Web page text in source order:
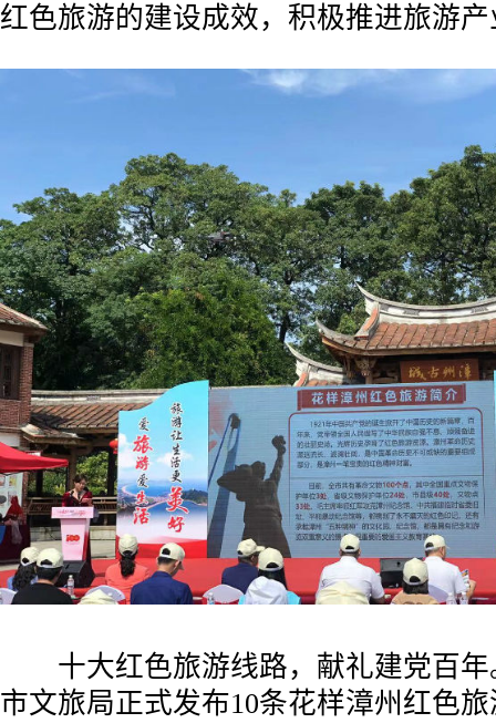
红色旅游的建设成效，积极推进旅游
十大红色旅游线路，献礼建党百年
市文旅局正式发布10条花样漳州红色